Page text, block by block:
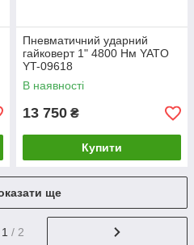
Пневматичний ударний
гайковерт 1" 4800 Нм YATO
YT-09618
В наявності
13 750 ₴
Купити
ще
1 / 2